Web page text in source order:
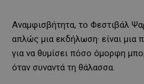
Αναμφισβήτητα, το Φεστιβάλ
απλώς μια εκδήλωση· είναι μια
για να θυμίσει πόσο όμορφη
όταν συναντά τη θάλασσα.